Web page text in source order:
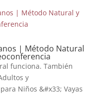
| Método Natural
funciona. También
y
Niños &#x33; Vayas